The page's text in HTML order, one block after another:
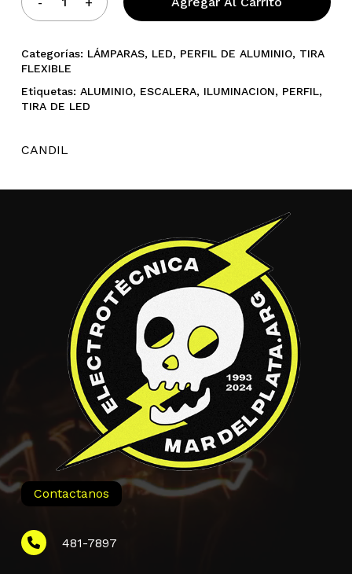
Categorías: LÁMPARAS, LED, PERFIL DE ALUMINIO, TIRA
FLEXIBLE
Etiquetas: ALUMINIO, ESCALERA, ILUMINACION, PERFIL,
TIRA DE LED
CANDIL
Contactanos
481-7897